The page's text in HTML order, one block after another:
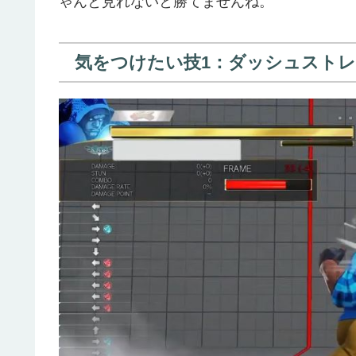
気をつけたい技1：ダッシュスト